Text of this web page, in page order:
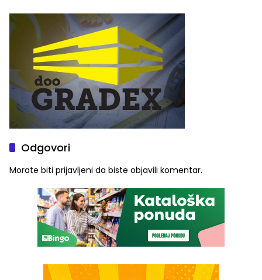
(FOTO)
Odgovori
Morate biti prijavljeni da biste objavili komentar.